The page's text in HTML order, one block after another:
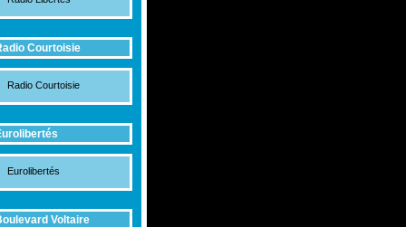
Courtoisie
Radio Courtoisie
Eurolibertés
Voltaire